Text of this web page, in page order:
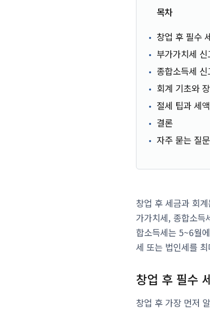
목차
창업 후 필수
부가가치세 신
종합소득세 신
회계 기초와
절세 팁과 세
결론
자주 묻는 질
창업 후 세금과 회
가가치세, 종합소득
합소득세는 5~6월
세 또는 법인세를
창업 후 필수
창업 후 가장 먼저